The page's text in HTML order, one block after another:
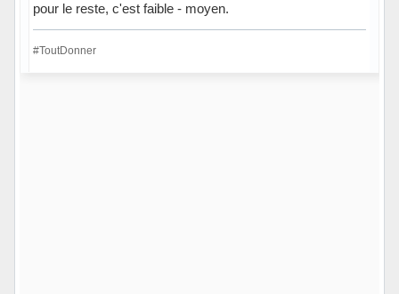
pour le reste, c'est faible - moyen.
#ToutDonner